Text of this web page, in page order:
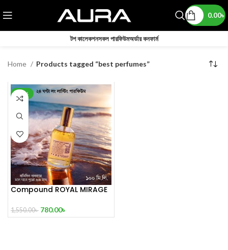
0.00৳
টপ কালেকশনসকল পারফিউমঅর্ডার কনফার্ম
Home Products tagged “best perfumes”
-50%
Compound ROYAL MIRAGE
mL
1,550.00৳ 780.00৳